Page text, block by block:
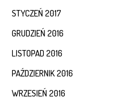
STYCZEŃ 2017
GRUDZIEŃ 2016
LISTOPAD 2016
PAŹDZIERNIK 2016
WRZESIEŃ 2016